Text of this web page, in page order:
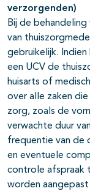
verzorgenden)
Bij de
van
gebruikelijk.
een UCV de
huisarts of
over alle zaken
zorg, zoals de
verwachte duur
frequentie van de
en eventuele
controle afspraak
worden